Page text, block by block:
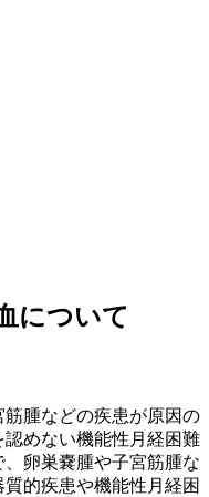
について
腫などの疾患が原因の
めない機能性月経困難
卵巣嚢腫や子宮筋腫な
的疾患や機能性月経困